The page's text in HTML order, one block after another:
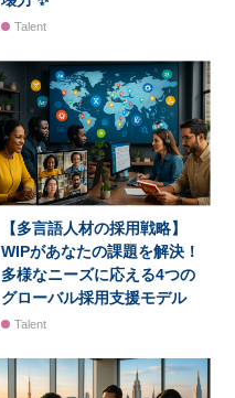
Talent
【多言語人材の採用戦略】
WIPがあなたの課題を解決！
多様なニーズに応える4つの
グローバル採用支援モデル
Talent